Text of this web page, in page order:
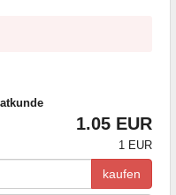
1.05 EUR
1 EUR
kaufen